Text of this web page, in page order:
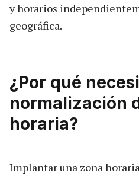
y horarios
geográfica.
¿Por qué
normalización
horaria?
Implantar una zona